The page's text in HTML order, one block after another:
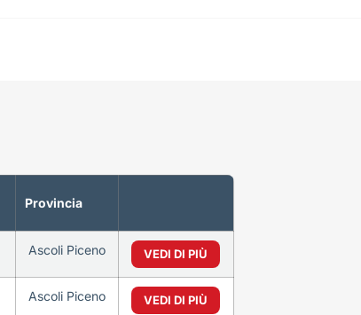
Provincia
Ascoli Piceno VEDI DI PIÙ
Ascoli Piceno VEDI DI PIÙ